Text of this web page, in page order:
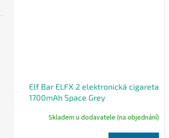
Elf Bar ELFX 2 elektronická cigareta
1700mAh Space Grey
Skladem u dodavatele (na objednání)